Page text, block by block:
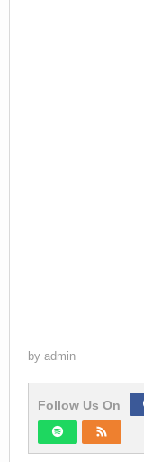
by admin
Follow Us On